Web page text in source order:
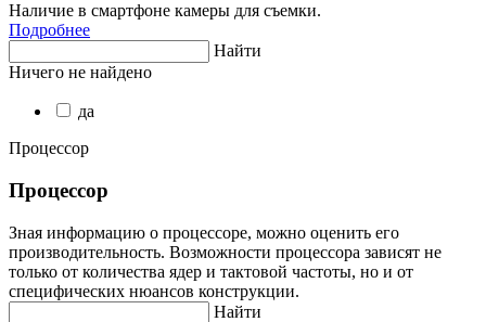
Наличие в смартфоне камеры для съемки.
Подробнее
Найти
Ничего не найдено
да
Процессор
Процессор
Зная информацию о процессоре, можно оценить его
производительность. Возможности процессора зависят не
только от количества ядер и тактовой частоты, но и от
специфических нюансов конструкции.
Найти